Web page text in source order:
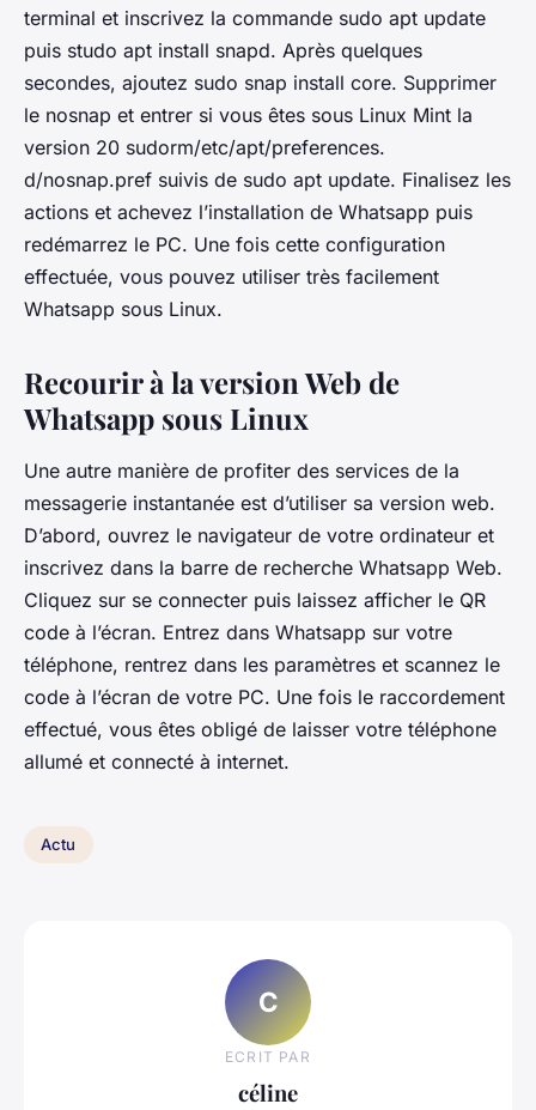
terminal et inscrivez la commande sudo apt update
puis studo apt install snapd. Après quelques
secondes, ajoutez sudo snap install core. Supprimer
le nosnap et entrer si vous êtes sous Linux Mint la
version 20 sudorm/etc/apt/preferences.
d/nosnap.pref suivis de sudo apt update. Finalisez les
actions et achevez l’installation de Whatsapp puis
redémarrez le PC. Une fois cette configuration
effectuée, vous pouvez utiliser très facilement
Whatsapp sous Linux.
Recourir à la version Web de
Whatsapp sous Linux
Une autre manière de profiter des services de la
messagerie instantanée est d’utiliser sa version web.
D’abord, ouvrez le navigateur de votre ordinateur et
inscrivez dans la barre de recherche Whatsapp Web.
Cliquez sur se connecter puis laissez afficher le QR
code à l’écran. Entrez dans Whatsapp sur votre
téléphone, rentrez dans les paramètres et scannez le
code à l’écran de votre PC. Une fois le raccordement
effectué, vous êtes obligé de laisser votre téléphone
allumé et connecté à internet.
Actu
C
ECRIT PAR
céline